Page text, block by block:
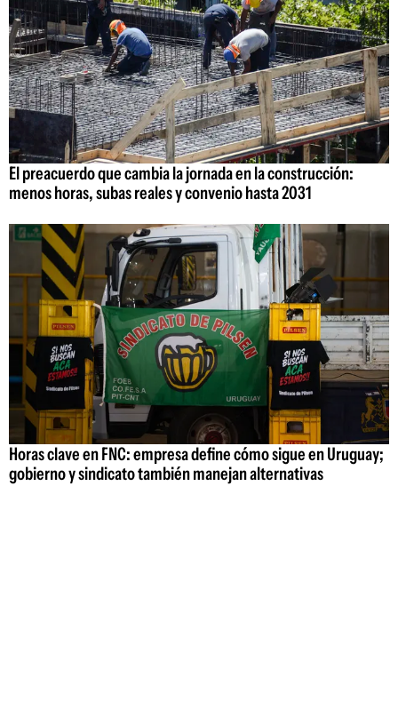
El preacuerdo que cambia la jornada en la construcción:
menos horas, subas reales y convenio hasta 2031
Horas clave en FNC: empresa define cómo sigue en Uruguay;
gobierno y sindicato también manejan alternativas